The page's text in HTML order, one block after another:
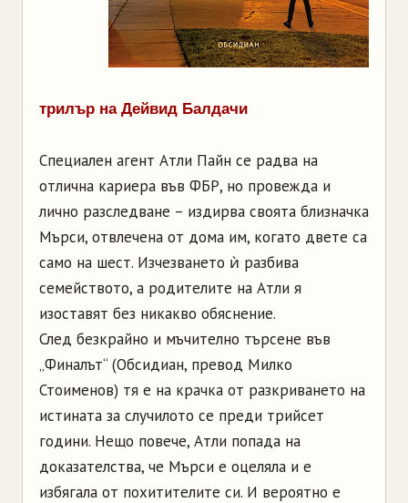
трилър на Дейвид Балдачи
Специален агент Атли Пайн се радва на
отлична кариера във ФБР, но провежда и
лично разследване – издирва своята близначка
Мърси, отвлечена от дома им, когато двете са
само на шест. Изчезването ѝ разбива
семейството, а родителите на Атли я
изоставят без никакво обяснение.
След безкрайно и мъчително търсене във
„Финалът“ (Обсидиан, превод Милко
Стоименов) тя е на крачка от разкриването на
истината за случилото се преди трийсет
години. Нещо повече, Атли попада на
доказателства, че Мърси е оцеляла и е
избягала от похитителите си. И вероятно е